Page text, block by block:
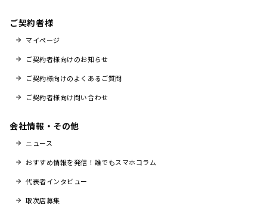
ご契約者様
マイページ
ご契約者様向けのお知らせ
ご契約様向けのよくあるご質問
ご契約者様向け問い合わせ
会社情報・その他
ニュース
おすすめ情報を発信！誰でもスマホコラム
代表者インタビュー
取次店募集